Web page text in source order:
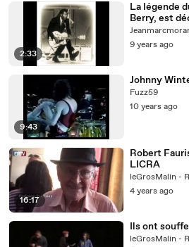
2:33
La légende
Berry, est
9 years ago
9:43
Johnny
Fuzz59
10 years ago
16:17
Robert
LICRA
leGrosMalin -
4 years ago
Ils ont
leGrosMalin -